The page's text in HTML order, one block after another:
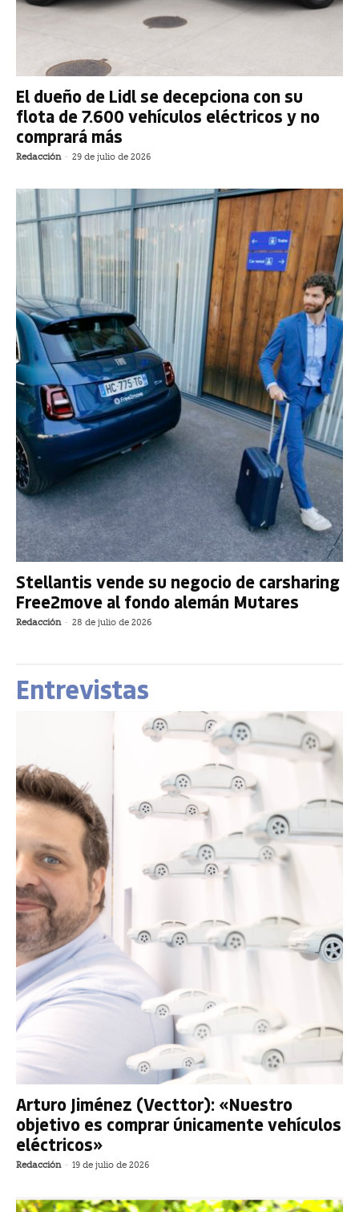
El dueño de Lidl se decepciona con su
flota de 7.600 vehículos eléctricos y no
comprará más
Redacción - 29 de julio de 2026
Stellantis vende su negocio de carsharing
Free2move al fondo alemán Mutares
Redacción - 28 de julio de 2026
Entrevistas
Arturo Jiménez (Vecttor): «Nuestro
objetivo es comprar únicamente vehículos
eléctricos»
Redacción - 19 de julio de 2026